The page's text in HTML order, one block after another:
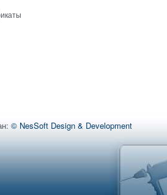
© NesSoft Design & Development